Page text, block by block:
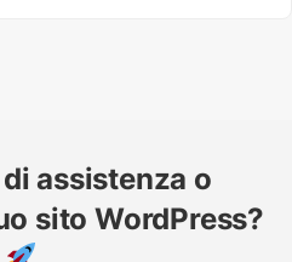
assistenza o
sito WordPress?